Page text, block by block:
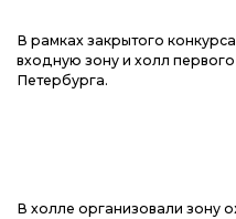
В рамках закрытого
входную зону и холл
Петербурга.
В холле организовали зону